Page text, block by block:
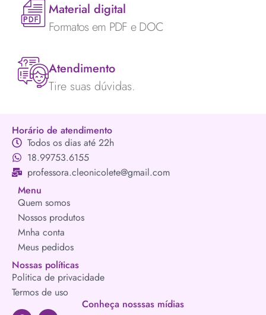
Material digital
Formatos em PDF e DOC
Atendimento
Tire suas dúvidas.
Horário de atendimento
Todos os dias até 22h
18.99753.6155
professora.cleonicolete@gmail.com
Menu
Quem somos
Nossos produtos
Mnha conta
Meus pedidos
Nossas políticas
Politica de privacidade
Termos de uso
Conheça nosssas mídias